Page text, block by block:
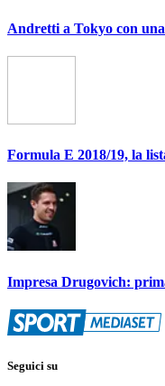
Andretti a Tokyo con
Formula E 2018/19, la
Impresa Drugovich:
Seguici su